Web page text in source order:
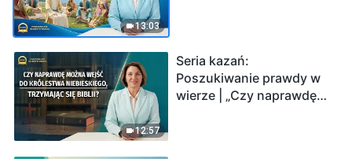
13:03
12:57
Seria kazań:
Poszukiwanie prawdy w
wierze | „Czy naprawdę